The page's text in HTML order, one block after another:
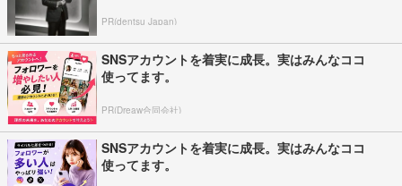
PR(dentsu Japan)
SNSアカウントを着実に成長。実はみんなココ
使ってます。
PR(Dreaw合同会社)
SNSアカウントを着実に成長。実はみんなココ
使ってます。